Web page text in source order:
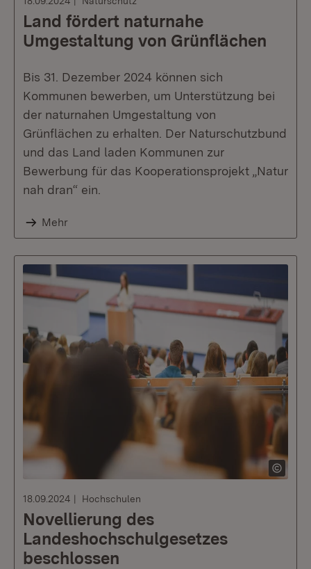
Land fördert naturnahe
Umgestaltung von Grünflächen
Bis 31. Dezember 2024 können sich
Kommunen bewerben, um Unterstützung bei
der naturnahen Umgestaltung von
Grünflächen zu erhalten. Der Naturschutzbund
und das Land laden Kommunen zur
Bewerbung für das Kooperationsprojekt „Natur
nah dran“ ein.
Mehr
18.09.2024 Hochschulen
Novellierung des
Landeshochschulgesetzes
beschlossen